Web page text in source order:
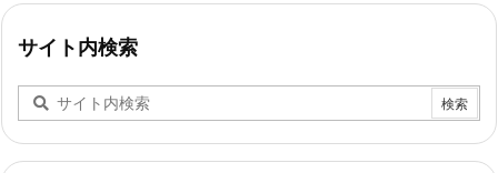
サイト内検索